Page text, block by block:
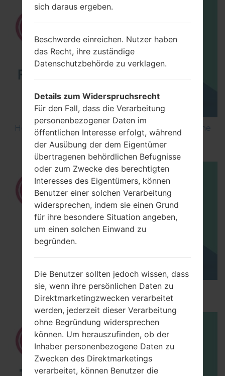
How to Flash Stock Firmware on LG Smartphone
using LG UP?
How to Hard Reset on LG G5 H850?
sich daraus ergeben.
Beschwerde einreichen. Nutzer haben
das Recht, ihre zuständige
Datenschutzbehörde zu verklagen.
Details zum Widerspruchsrecht
Für den Fall, dass die Verarbeitung
personenbezogener Daten im
öffentlichen Interesse erfolgt, während
der Ausübung der dem Eigentümer
übertragenen behördlichen Befugnisse
oder zum Zwecke des berechtigten
Interesses des Eigentümers, können
Benutzer einer solchen Verarbeitung
widersprechen, indem sie einen Grund
für ihre besondere Situation angeben,
um einen solchen Einwand zu
begründen.
Die Benutzer sollten jedoch wissen, dass
sie, wenn ihre persönlichen Daten zu
Direktmarketingzwecken verarbeitet
werden, jederzeit dieser Verarbeitung
ohne Begründung widersprechen
können. Um herauszufinden, ob der
Inhaber personenbezogene Daten zu
Zwecken des Direktmarketings
verarbeitet, können Benutzer die